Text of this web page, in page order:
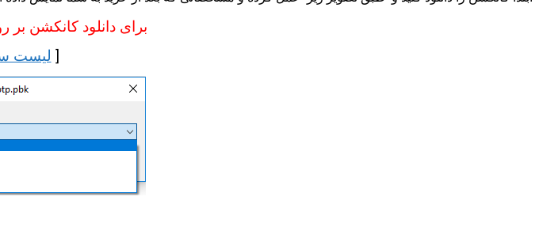
برای دانلود کانکشن بر
[ لیست